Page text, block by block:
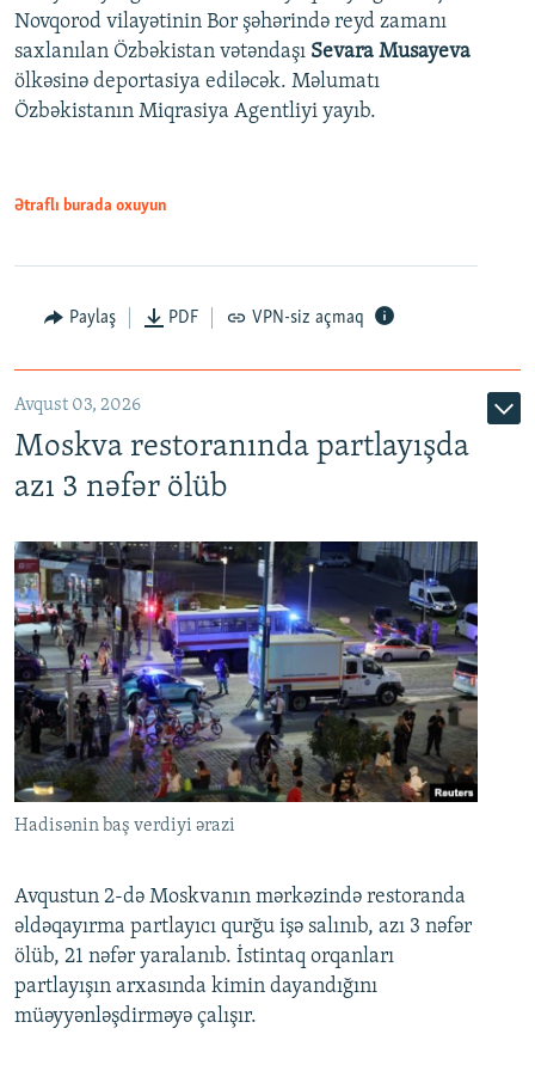
Novqorod vilayətinin Bor şəhərində reyd zamanı
saxlanılan Özbəkistan vətəndaşı Sevara Musayeva
ölkəsinə deportasiya ediləcək. Məlumatı
Özbəkistanın Miqrasiya Agentliyi yayıb.
Ətraflı burada oxuyun
Paylaş PDF VPN-siz açmaq
Avqust 03, 2026
Moskva restoranında partlayışda
azı 3 nəfər ölüb
Hadisənin baş verdiyi ərazi
Avqustun 2-də Moskvanın mərkəzində restoranda
əldəqayırma partlayıcı qurğu işə salınıb, azı 3 nəfər
ölüb, 21 nəfər yaralanıb. İstintaq orqanları
partlayışın arxasında kimin dayandığını
müəyyənləşdirməyə çalışır.